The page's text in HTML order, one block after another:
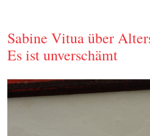
Sabine Vitua über
Es ist unverschämt